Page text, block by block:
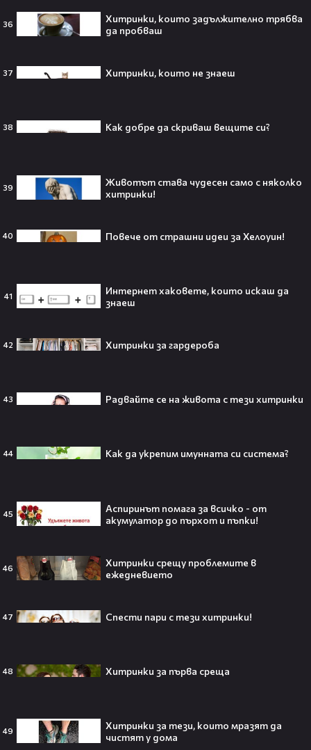
36
Хитринки, които задължително трябва
да пробваш
37 Хитринки, които не знаеш
38 Как добре да скриваш вещите си?
39
Животът става чудесен само с няколко
хитринки!
40 Повече от страшни идеи за Хелоуин!
41
Интернет хаковете, които искаш да
знаеш
42 Хитринки за гардероба
43 Радвайте се на живота с тези хитринки
44 Как да укрепим имунната си система?
45
Аспиринът помага за всичко - от
акумулатор до пърхот и пъпки!
46
Хитринки срещу проблемите в
ежедневието
47 Спести пари с тези хитринки!
48 Хитринки за първа среща
49
Хитринки за тези, които мразят да
чистят у дома
Кой съсипа Фантастичната
🎬👀💥
Селена Гомес празнува рождения
Джон Сина сподели 4 неща, които
могат да съсипят всяко GenZ:
притежават технология за
Младата звезда от „Годзила
срещу Конг“ си отиде на 18🕊️
на новия символ във футбола🤩⚽
странното решение във филма
всъщност има логика
Theo в The Voice Cast: "Правен съм